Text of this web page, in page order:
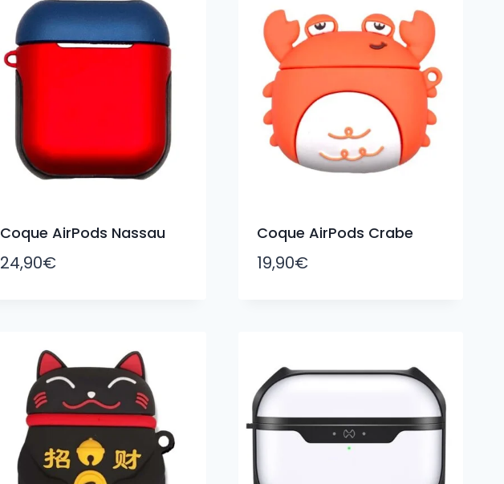
Coque AirPods Nassau
24,90€
Coque AirPods Crabe
19,90€